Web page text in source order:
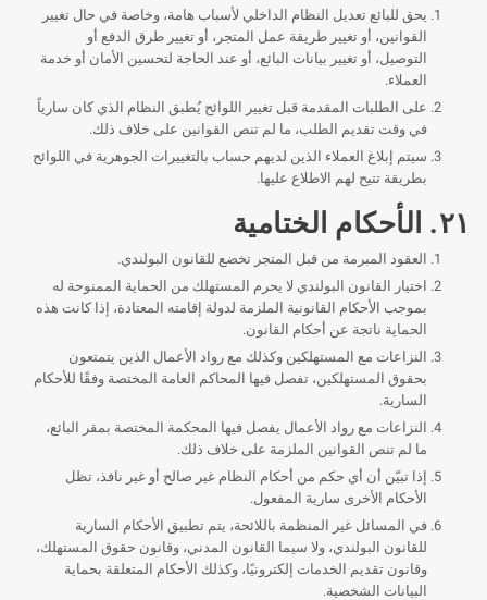
يحق للبائع تعديل النظام الداخلي لأسباب هامة، وخاصة في حال تغيير
القوانين، أو تغيير طريقة عمل المتجر، أو تغيير طرق الدفع أو
التوصيل، أو تغيير بيانات البائع، أو عند الحاجة لتحسين الأمان أو خدمة
العملاء.
على الطلبات المقدمة قبل تغيير اللوائح يُطبق النظام الذي كان سارياً
في وقت تقديم الطلب، ما لم تنص القوانين على خلاف ذلك.
سيتم إبلاغ العملاء الذين لديهم حساب بالتغييرات الجوهرية في اللوائح
بطريقة تتيح لهم الاطلاع عليها.
٢١. الأحكام الختامية
العقود المبرمة من قبل المتجر تخضع للقانون البولندي.
اختيار القانون البولندي لا يحرم المستهلك من الحماية الممنوحة له
بموجب الأحكام القانونية الملزمة لدولة إقامته المعتادة، إذا كانت هذه
الحماية ناتجة عن أحكام القانون.
النزاعات مع المستهلكين وكذلك مع رواد الأعمال الذين يتمتعون
بحقوق المستهلكين، تفصل فيها المحاكم العامة المختصة وفقًا للأحكام
السارية.
النزاعات مع رواد الأعمال يفصل فيها المحكمة المختصة بمقر البائع،
ما لم تنص القوانين الملزمة على خلاف ذلك.
إذا تبيّن أن أي حكم من أحكام النظام غير صالح أو غير نافذ، تظل
الأحكام الأخرى سارية المفعول.
في المسائل غير المنظمة باللائحة، يتم تطبيق الأحكام السارية
للقانون البولندي، ولا سيما القانون المدني، وقانون حقوق المستهلك،
وقانون تقديم الخدمات إلكترونيًا، وكذلك الأحكام المتعلقة بحماية
البيانات الشخصية.